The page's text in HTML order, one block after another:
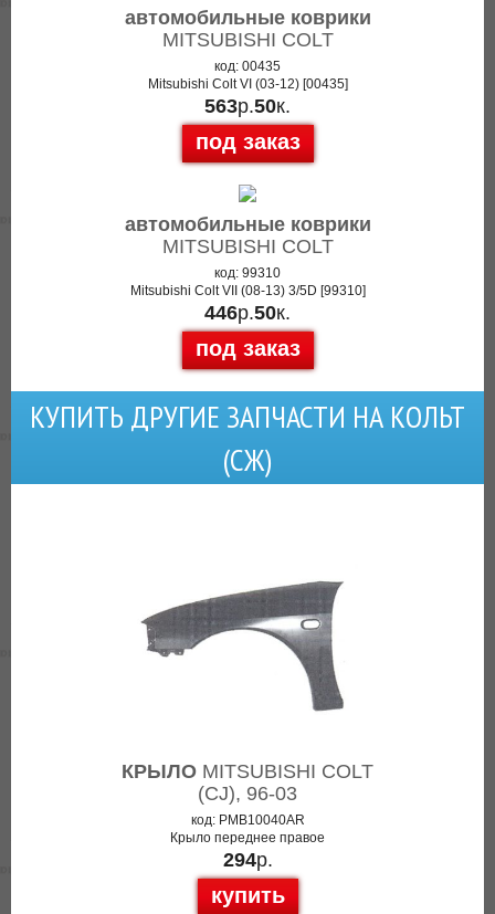
автомобильные коврики
MITSUBISHI COLT
код: 00435
Mitsubishi Colt VI (03-12) [00435]
563р.50к.
под заказ
автомобильные коврики
MITSUBISHI COLT
код: 99310
Mitsubishi Colt VII (08-13) 3/5D [99310]
446р.50к.
под заказ
КУПИТЬ ДРУГИЕ ЗАПЧАСТИ НА КОЛЬТ
(СЖ)
КРЫЛО MITSUBISHI COLT
(CJ), 96-03
код: PMB10040AR
Крыло переднее правое
294р.
купить